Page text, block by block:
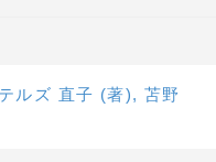
ルズ 直子 (著), 苫野